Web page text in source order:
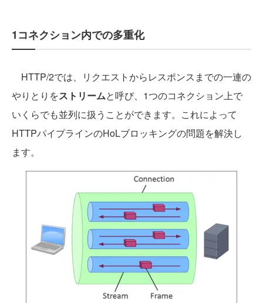
1コネクション内での多重化
HTTP/2では、リクエストからレスポンスまでの一連の
やりとりをストリームと呼び、1つのコネクション上で
いくらでも並列に扱うことができます。これによって
HTTPパイプラインのHoLブロッキングの問題を解決し
ます。